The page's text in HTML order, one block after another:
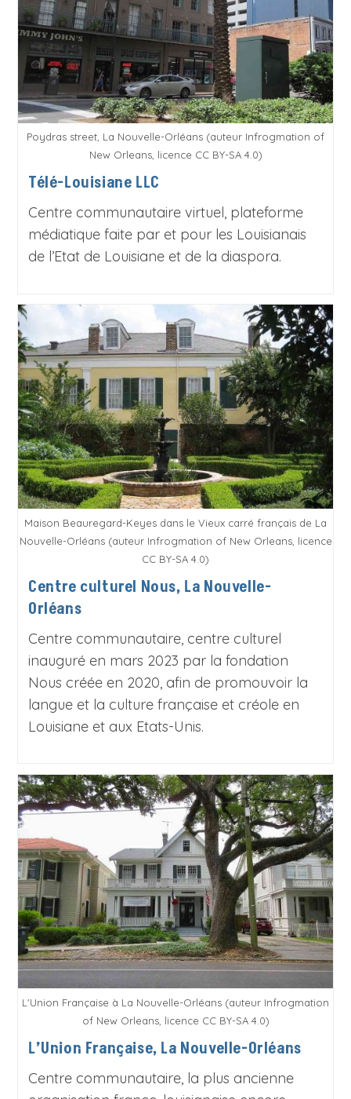
Poydras street, La Nouvelle-Orléans (auteur Infrogmation of
New Orleans, licence CC BY-SA 4.0)
Télé-Louisiane LLC
Centre communautaire virtuel, plateforme
médiatique faite par et pour les Louisianais
de l’Etat de Louisiane et de la diaspora.
Maison Beauregard-Keyes dans le Vieux carré français de La
Nouvelle-Orléans (auteur Infrogmation of New Orleans, licence
CC BY-SA 4.0)
Centre culturel Nous, La Nouvelle-
Orléans
Centre communautaire, centre culturel
inauguré en mars 2023 par la fondation
Nous créée en 2020, afin de promouvoir la
langue et la culture française et créole en
Louisiane et aux Etats-Unis.
L'Union Française à La Nouvelle-Orléans (auteur Infrogmation
of New Orleans, licence CC BY-SA 4.0)
L’Union Française, La Nouvelle-Orléans
Centre communautaire, la plus ancienne